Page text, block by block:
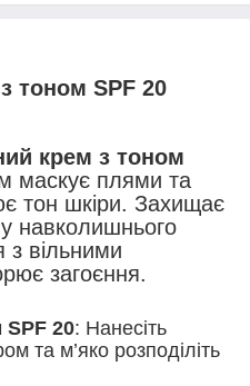
тоном SPF 20
крем з тоном
маскує плями та
тон шкіри. Захищає
навколишнього
з вільними
загоєння.
20: Нанесіть
та м’яко розподіліть